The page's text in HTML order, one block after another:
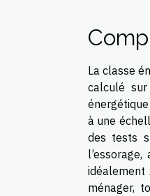
La classe
calculé
à une
des tests
idéalement
ménager,